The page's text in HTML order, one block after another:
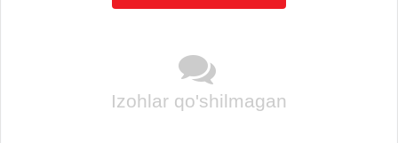
Izohlar qo'shilmagan